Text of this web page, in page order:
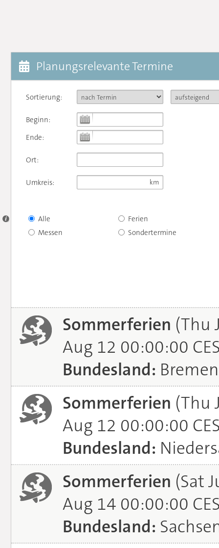
Planungsrelevante Termine
Sortierung:
Beginn:
Ende:
Ort:
Umkreis:
Alle
Messen
Ferien
Sondertermine
Sommerferien (Thu
Aug 12 00:00:00
Bundesland: Bremen
Sommerferien (Thu
Aug 12 00:00:00
Bundesland:
Sommerferien (Sat
Aug 14 00:00:00
Bundesland: